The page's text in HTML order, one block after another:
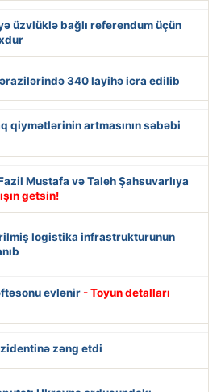
üzvlüklə bağlı referendum üçün
340 layihə icra edilib
qiymətlərinin artmasının səbəbi
Mustafa və Taleh Şahsuvarlıya
getsin!
logistika infrastrukturunun
evlənir - Toyun detalları
zəng etdi